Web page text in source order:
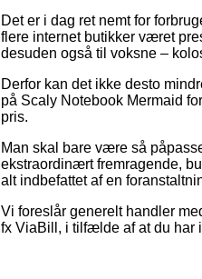
Det er i dag ret nemt for
flere internet butikker været
desuden også til voksne –
Derfor kan det ikke desto
på Scaly Notebook Mermaid
pris.
Man skal bare være så
ekstraordinært fremragende,
alt indbefattet af en
Vi foreslår generelt handler
fx ViaBill, i tilfælde af at du har